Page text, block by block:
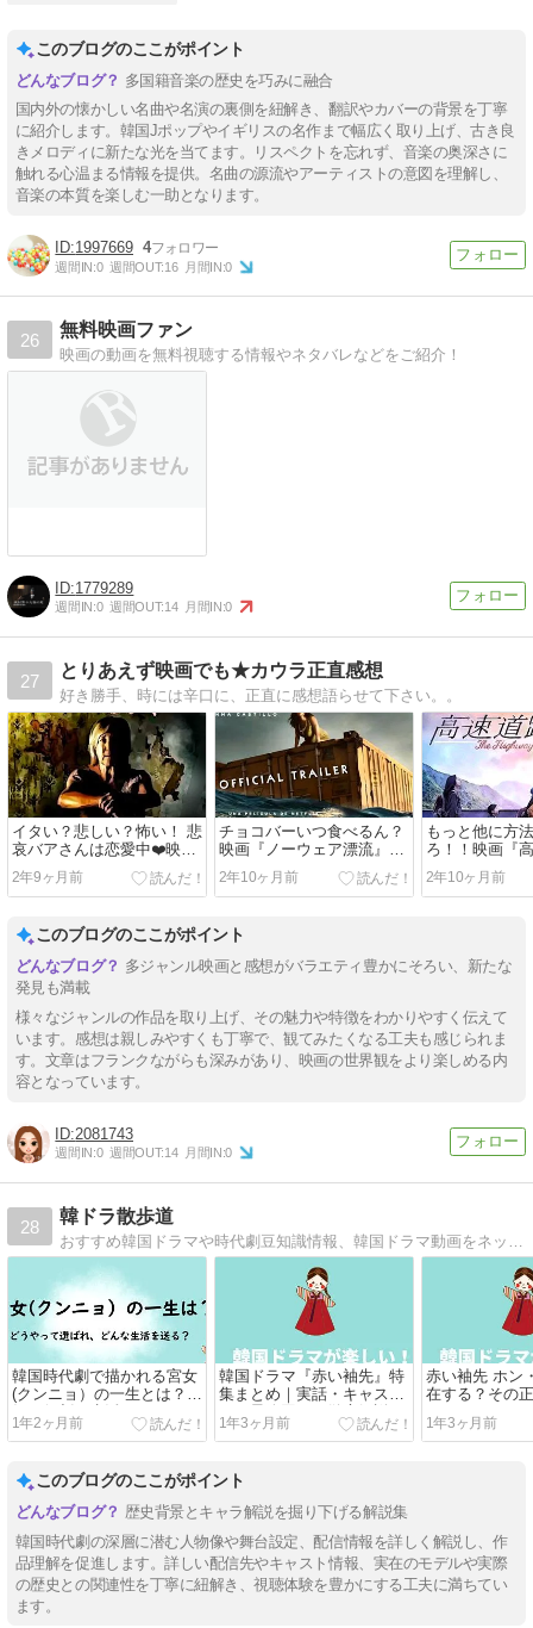
このブログのここがポイント
多国籍音楽の歴史を巧みに融合
国内外の懐かしい名曲や名演の裏側を紐解き、翻訳やカバーの背景を丁寧
に紹介します。韓国Jポップやイギリスの名作まで幅広く取り上げ、古き良
きメロディに新たな光を当てます。リスペクトを忘れず、音楽の奥深さに
触れる心温まる情報を提供。名曲の源流やアーティストの意図を理解し、
音楽の本質を楽しむ一助となります。
1997669 4
週間IN:0 週間OUT:16 月間IN:0
26
無料映画ファン
映画の動画を無料視聴する情報やネタバレなどをご紹介！
1779289
週間IN:0 週間OUT:14 月間IN:0
27
とりあえず映画でも★カウラ正直感想
好き勝手、時には辛口に、正直に感想語らせて下さい。。
イタい？悲しい？怖い！ 悲
哀バアさんは恋愛中❤️映画
『ルーム・フォー・レン
ト』感想
2年9ヶ月前
チョコバーいつ食べるん？
映画『ノーウェア漂流』感
想
2年10ヶ月前
もっと他に方
ろ！！映画『
族』感想
2年10ヶ月前
このブログのここがポイント
多ジャンル映画と感想がバラエティ豊かにそろい、新たな
発見も満載
様々なジャンルの作品を取り上げ、その魅力や特徴をわかりやすく伝えて
います。感想は親しみやすくも丁寧で、観てみたくなる工夫も感じられま
す。文章はフランクながらも深みがあり、映画の世界観をより楽しめる内
容となっています。
2081743
週間IN:0 週間OUT:14 月間IN:0
28
韓ドラ散歩道
韓国時代劇で描かれる宮女
(クンニョ）の一生とは？階
級や役割・生活はどうだっ
た？
1年2ヶ月前
韓国ドラマ『赤い袖先』特
集まとめ｜実話・キャス
ト・最終回まで徹底解説！
1年3ヶ月前
赤い袖先 ホン
在する？その
は
1年3ヶ月前
このブログのここがポイント
歴史背景とキャラ解説を掘り下げる解説集
韓国時代劇の深層に潜む人物像や舞台設定、配信情報を詳しく解説し、作
品理解を促進します。詳しい配信先やキャスト情報、実在のモデルや実際
の歴史との関連性を丁寧に紐解き、視聴体験を豊かにする工夫に満ちてい
ます。